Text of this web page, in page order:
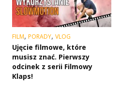
FILM, PORADY, VLOG
Ujęcie filmowe, które
musisz znać. Pierwszy
odcinek z serii Filmowy
Klaps!